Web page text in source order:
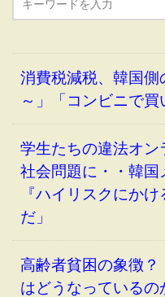
消費税減税、韓国
～」「コンビニで
学生たちの違法オ
社会問題に・・韓
『ハイリスクにか
だ」
高齢者貧困の象徴
はどうなっているの